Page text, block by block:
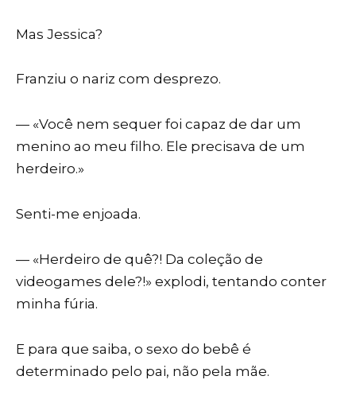
Mas Jessica?
Franziu o nariz com desprezo.
— «Você nem sequer foi capaz de dar um
menino ao meu filho. Ele precisava de um
herdeiro.»
Senti-me enjoada.
— «Herdeiro de quê?! Da coleção de
videogames dele?!» explodi, tentando conter
minha fúria.
E para que saiba, o sexo do bebê é
determinado pelo pai, não pela mãe.